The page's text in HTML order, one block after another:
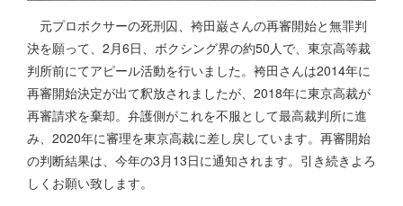
元プロボクサーの死刑囚、袴田巌さんの再審開始と無罪判
決を願って、2月6日、ボクシング界の約50人で、東京高等裁
判所前にてアピール活動を行いました。袴田さんは2014年に
再審開始決定が出て釈放されましたが、2018年に東京高裁が
再審請求を棄却。弁護側がこれを不服として最高裁判所に進
み、2020年に審理を東京高裁に差し戻しています。再審開始
の判断結果は、今年の3月13日に通知されます。引き続きよろ
しくお願い致します。